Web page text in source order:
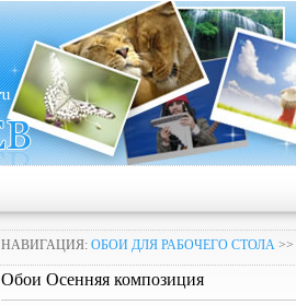
НАВИГАЦИЯ: ОБОИ ДЛЯ РАБОЧЕГО СТОЛА >>
Обои Осенняя композиция